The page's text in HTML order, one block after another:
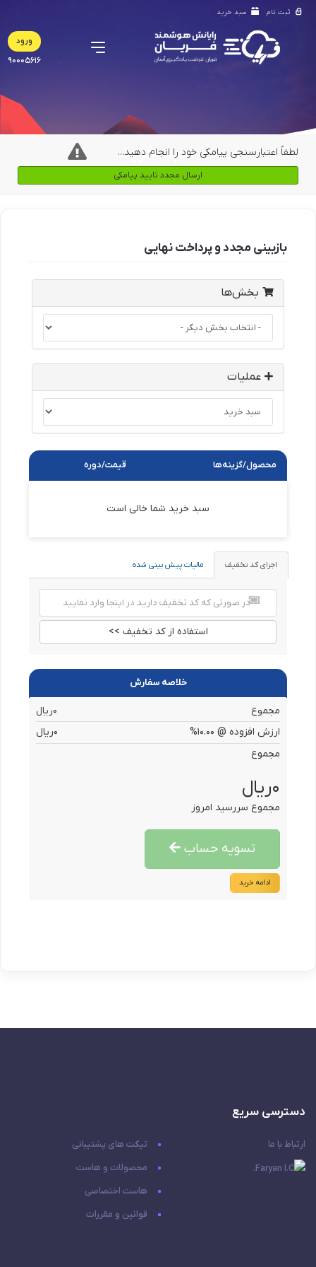
ثبت نام سبد خرید
ورود
90005616
سبد خرید
سبد خرید
لطفاً اعتبارسنجی پیامکی خود را انجام دهید...
ارسال مجدد تایید پیامکی
بازبینی مجدد و پرداخت نهایی
بخش‌ها
عملیات
محصول/گزینه‌ها قیمت/دوره
سبد خرید شما خالی است
اجرای کد تخفیف مالیات پیش بینی شده
استفاده از کد تخفیف >>
خلاصه سفارش
مجموع 0ریال
ارزش افزوده @ 10.00%
0ریال
مجموع
0ریال
مجموع سررسید امروز
تسویه حساب
ادامه خرید
دسترسی سریع
تیکت های پشتیبانی
محصولات و هاست
هاست اختصاصی
قوانین و مقررات
ارتباط با ما